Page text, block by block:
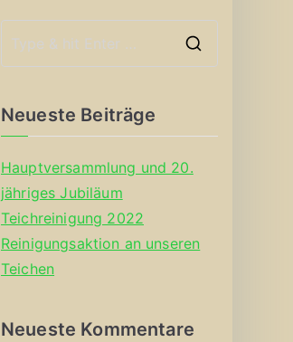
Neueste Beiträge
Hauptversammlung und 20.
jähriges Jubiläum
Teichreinigung 2022
Reinigungsaktion an unseren
Teichen
Neueste Kommentare